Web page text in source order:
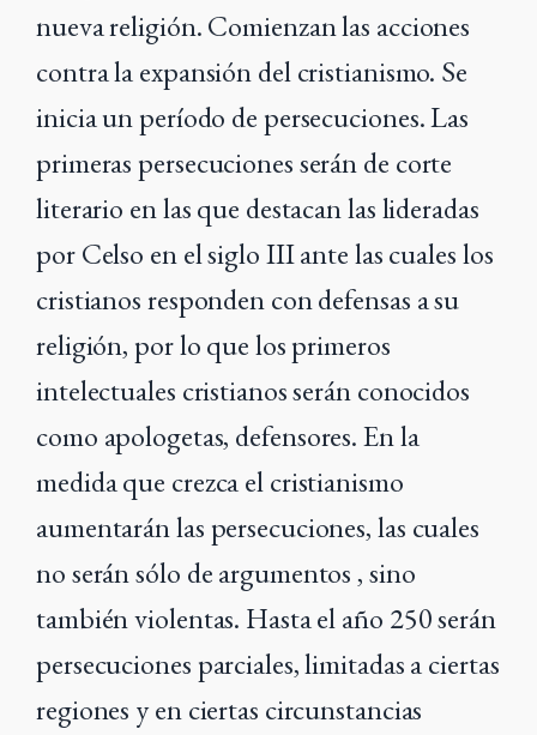
nueva religión. Comienzan las acciones
contra la expansión del cristianismo. Se
inicia un período de persecuciones. Las
primeras persecuciones serán de corte
literario en las que destacan las lideradas
por Celso en el siglo III ante las cuales los
cristianos responden con defensas a su
religión, por lo que los primeros
intelectuales cristianos serán conocidos
como apologetas, defensores. En la
medida que crezca el cristianismo
aumentarán las persecuciones, las cuales
no serán sólo de argumentos , sino
también violentas. Hasta el año 250 serán
persecuciones parciales, limitadas a ciertas
regiones y en ciertas circunstancias